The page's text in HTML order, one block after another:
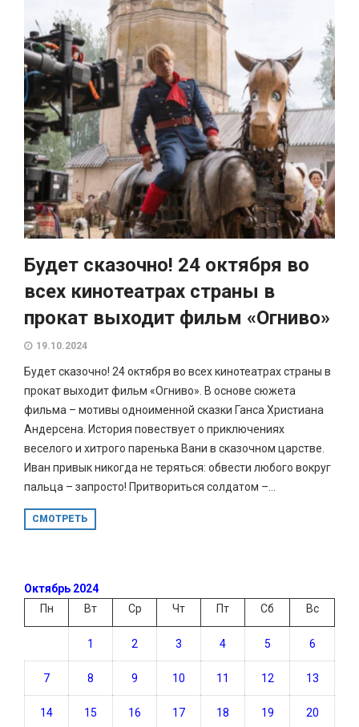
Будет сказочно! 24 октября во
всех кинотеатрах страны в
прокат выходит фильм «Огниво»
19.10.2024
Будет сказочно! 24 октября во всех кинотеатрах страны в
прокат выходит фильм «Огниво». В основе сюжета
фильма – мотивы одноименной сказки Ганса Христиана
Андерсена. История повествует о приключениях
веселого и хитрого паренька Вани в сказочном царстве.
Иван привык никогда не теряться: обвести любого вокруг
пальца – запросто! Притвориться солдатом –...
СМОТРЕТЬ
Октябрь 2024
Пн
Вт Ср Чт Пт Сб Вс
1 2 3 4 5 6
7 8 9 10 11 12 13
14 15 16 17 18 19 20